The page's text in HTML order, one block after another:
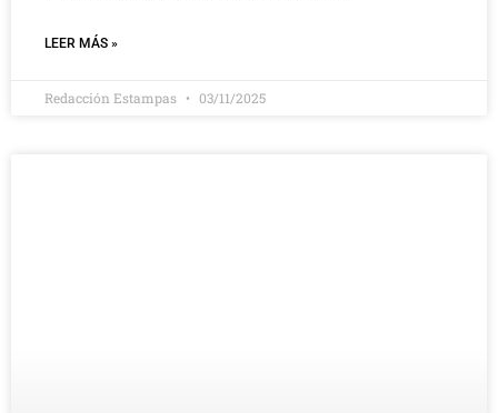
LEER MÁS »
Redacción Estampas 03/11/2025